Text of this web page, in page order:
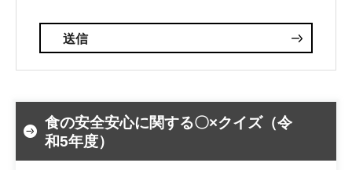
食の安全安心に関する〇×クイズ（令
和5年度）